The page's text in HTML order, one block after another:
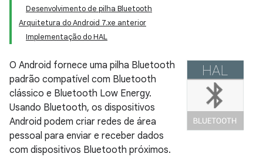
Desenvolvimento de pilha Bluetooth
Arquitetura do Android 7.xe anterior
Implementação do HAL
O Android fornece uma pilha Bluetooth
padrão compatível com Bluetooth
clássico e Bluetooth Low Energy.
Usando Bluetooth, os dispositivos
Android podem criar redes de área
pessoal para enviar e receber dados
com dispositivos Bluetooth próximos.